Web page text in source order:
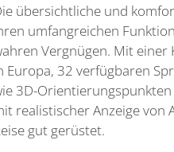
übersichtliche und
umfangreichen
Vergnügen. Mit
Europa, 32 verfügbaren
3D-
realistischer Anzeige von
gut gerüstet.